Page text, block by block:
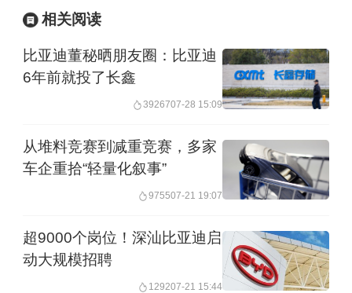
团越来越多。二手车的经营者竞争出现
当二手车行业“增量薄利”碰上新能源二手
车增长、汽车以旧换新政策，二手车商
该如何面对新生存变局。
销量上涨、利润再下探
“2025年，店里卖得最多的二手车品牌还
是雷克萨斯。”王阳告诉记者，自己做二
相关阅读
比亚迪董秘晒朋友圈：比亚迪
6年前就投了长鑫
3926707-28 15:09
从堆料竞赛到减重竞赛，多家
车企重拾“轻量化叙事”
975507-21 19:07
超9000个岗位！深汕比亚迪启
动大规模招聘
129207-21 15:44